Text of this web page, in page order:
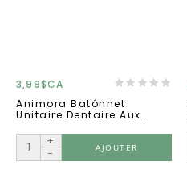
3,99$CA
Animora Batônnet
Unitaire Dentaire Aux
De 25 Kg
+
-
AJOUTER